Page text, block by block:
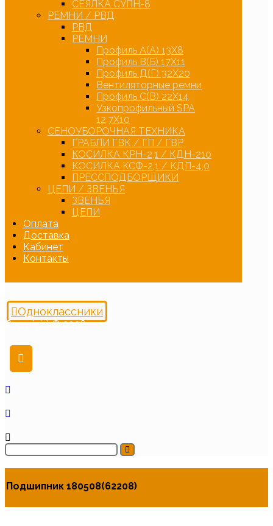
СЕЯЛКА СУПН-8
РЕМНИ / РВД
РВД
РЕМНИ
Профиль А(А) 13Х8
Профиль В(Б) 17Х11
Профиль Д(Г) 32Х20
Вентиляторные ремни
Профиль С(В) 22Х14
Узкопрофильный SPA
12,7Х10
СЕНОУБОРОЧНАЯ ТЕХНИКА
ГРАБЛИ ГВК / ГП / ГВР
КОСИЛКА КРН-2,1 / КДН-210
КОСИЛКА КСФ-2,1 / КДП-4,0
ПРЕССПОДБОРЩИКИ
ЦЕПИ / ЗВЕНЬЯ
ЗВЕНЬЯ
ЦЕПИ
Оплата
Доставка
Кабинет
Контакты
Одноклассники
Copyright © 2026
Подшипник 180508(62208)